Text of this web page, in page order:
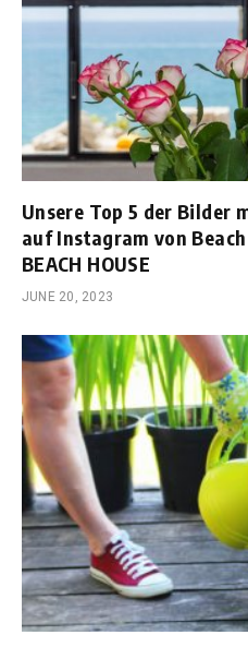
Unsere Top 5 der Bilder
auf Instagram von
BEACH HOUSE
JUNE 20, 2023